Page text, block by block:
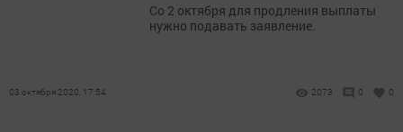
Со 2 октября для продления выплаты
нужно подавать заявление.
03 октября 2020, 17:54 2073 0 0